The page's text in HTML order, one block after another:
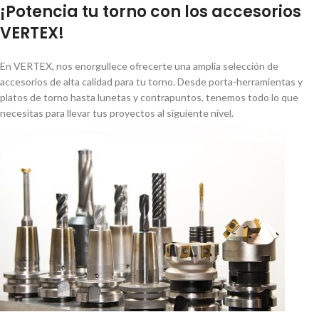
¡Potencia tu torno con los accesorios
VERTEX!
En VERTEX, nos enorgullece ofrecerte una amplia selección de
accesorios de alta calidad para tu torno. Desde porta-herramientas y
platos de torno hasta lunetas y contrapuntos, tenemos todo lo que
necesitas para llevar tus proyectos al siguiente nivel.